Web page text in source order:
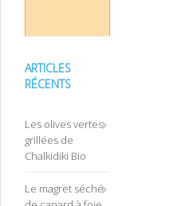
ARTICLES
RÉCENTS
Les olives vertes
grillées de
Chalkidiki Bio
Le magret séché